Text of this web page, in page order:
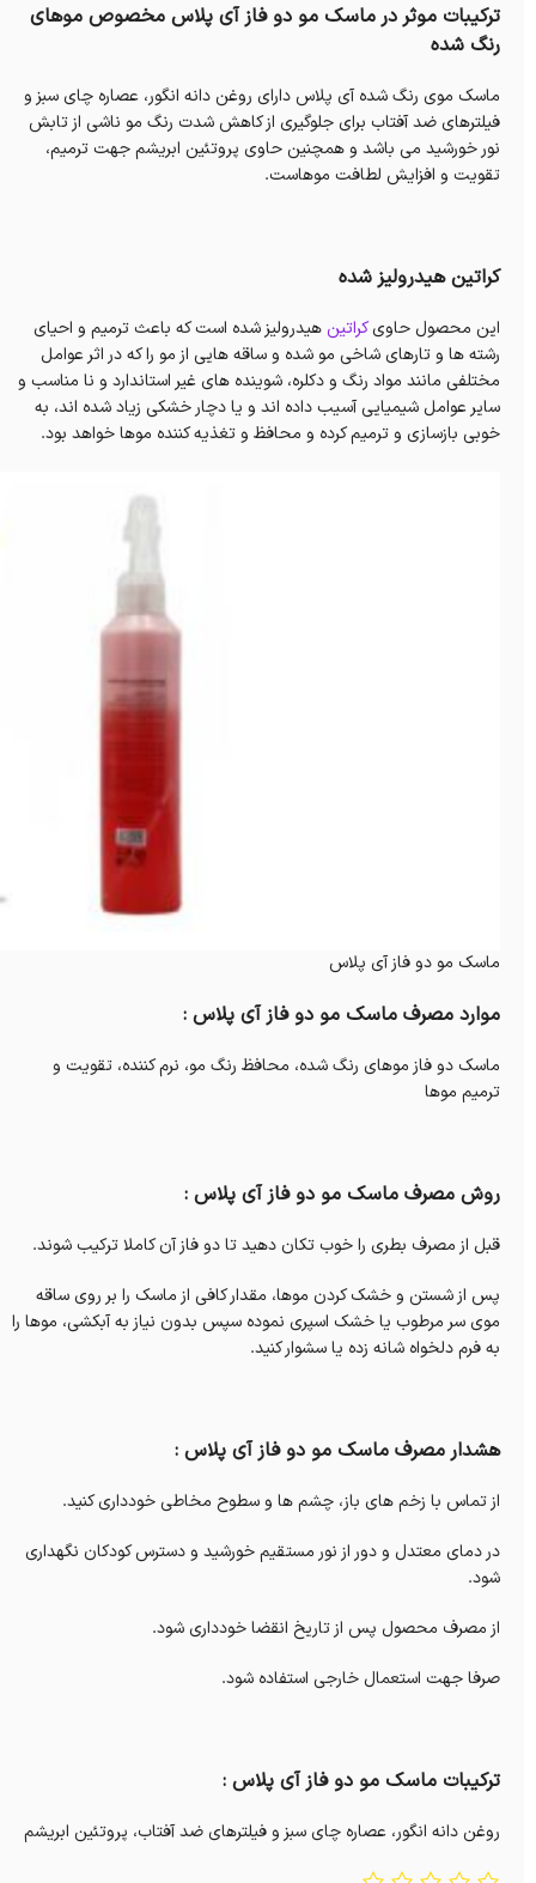
ترکیبات موثر در ماسک مو دو فاز آی پلاس مخصوص موهای
رنگ شده
ماسک موی رنگ شده آی پلاس دارای روغن دانه انگور، عصاره چای سبز و
فیلترهای ضد آفتاب برای جلوگیری از کاهش شدت رنگ مو ناشی از تابش
نور خورشید می باشد و همچنین حاوی پروتئین ابریشم جهت ترمیم،
تقویت و افزایش لطافت موهاست.
کراتین هیدرولیز شده
این محصول حاویکراتین هیدرولیز شده است که باعث ترمیم و احیای
رشته ها و تارهای شاخی مو شده و ساقه هایی از مو را که در اثر عوامل
مختلفی مانند مواد رنگ و دکلره، شوینده های غیر استاندارد و نا مناسب و
سایر عوامل شیمیایی آسیب داده اند و یا دچار خشکی زیاد شده اند، به
خوبی بازسازی و ترمیم کرده و محافظ و تغذیه کننده موها خواهد بود.
ماسک مو دو فاز آی پلاس
موارد مصرف ماسک مو دو فاز آی پلاس :
ماسک دو فاز موهای رنگ شده، محافظ رنگ مو، نرم کننده، تقویت و
ترمیم موها
روش مصرف ماسک مو دو فاز آی پلاس :
قبل از مصرف بطری را خوب تکان دهید تا دو فاز آن کاملا ترکیب شوند.
پس از شستن و خشک کردن موها، مقدار کافی از ماسک را بر روی ساقه
موی سر مرطوب یا خشک اسپری نموده سپس بدون نیاز به آبکشی، موها را
به فرم دلخواه شانه زده یا سشوار کنید.
هشدار مصرف ماسک مو دو فاز آی پلاس :
از تماس با زخم های باز، چشم ها و سطوح مخاطی خودداری کنید.
در دمای معتدل و دور از نور مستقیم خورشید و دسترس کودکان نگهداری
شود.
از مصرف محصول پس از تاریخ انقضا خودداری شود.
صرفا جهت استعمال خارجی استفاده شود.
ترکیبات ماسک مو دو فاز آی پلاس :
روغن دانه انگور، عصاره چای سبز و فیلترهای ضد آفتاب، پروتئین ابریشم